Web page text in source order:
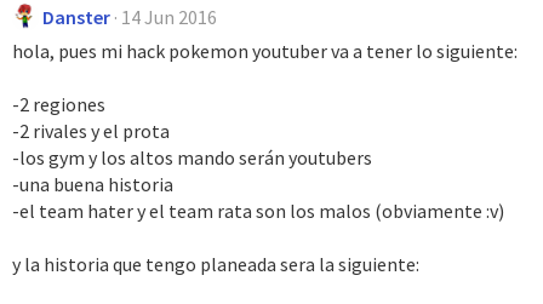
Danster 14 Jun 2016
hola, pues mi hack pokemon youtuber va a tener lo siguiente:
-2 regiones
-2 rivales y el prota
-los gym y los altos mando serán youtubers
-una buena historia
-el team hater y el team rata son los malos (obviamente :v)
y la historia que tengo planeada sera la siguiente: